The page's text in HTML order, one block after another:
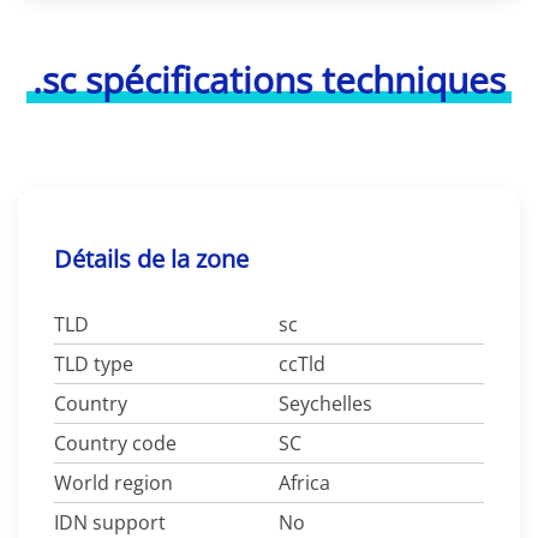
.sc spécifications techniques
Détails de la zone
TLD
sc
TLD type
ccTld
Country
Seychelles
Country code
SC
World region
Africa
IDN support
No